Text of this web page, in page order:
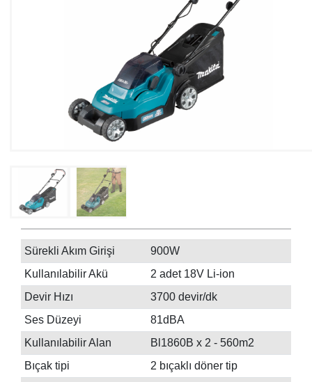
Sürekli Akım Girişi
900W
Kullanılabilir Akü
2 adet 18V Li-ion
Devir Hızı
3700 devir/dk
Ses Düzeyi
81dBA
Kullanılabilir Alan
Bl1860B x 2 - 560m2
Bıçak tipi
2 bıçaklı döner tip